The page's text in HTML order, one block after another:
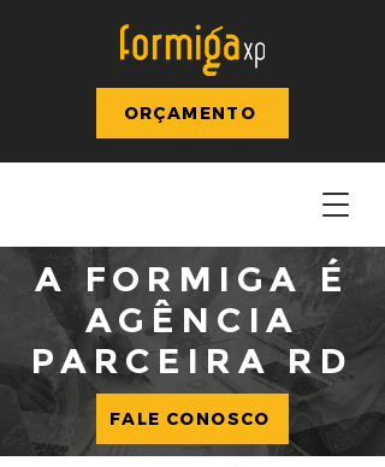
ORÇAMENTO
A FORMIGA É
AGÊNCIA
PARCEIRA RD
FALE CONOSCO